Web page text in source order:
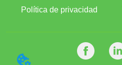
Política de privacidad